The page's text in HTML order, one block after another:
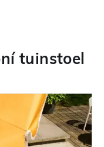
tuinstoel